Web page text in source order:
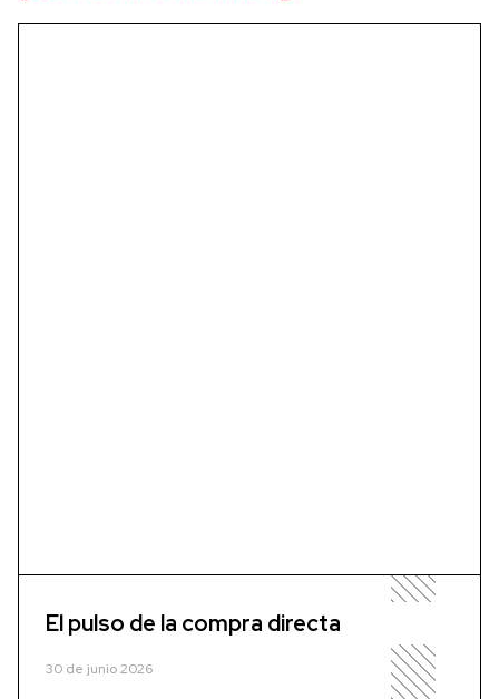
El pulso de la compra directa
30 de junio 2026